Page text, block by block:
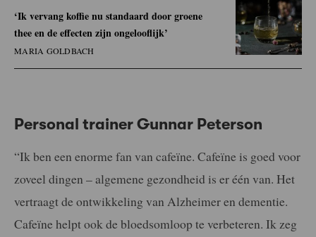
‘Ik vervang koffie nu standaard door groene
thee en de effecten zijn ongelooflijk’
MARIA GOLDBACH
Personal trainer Gunnar Peterson
“Ik ben een enorme fan van cafeïne. Cafeïne is goed voor
zoveel dingen – algemene gezondheid is er één van. Het
vertraagt de ontwikkeling van Alzheimer en dementie.
Cafeïne helpt ook de bloedsomloop te verbeteren. Ik zeg